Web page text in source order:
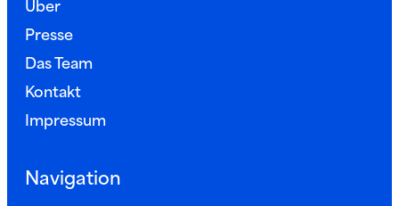
Über
Presse
Das Team
Kontakt
Impressum
Navigation